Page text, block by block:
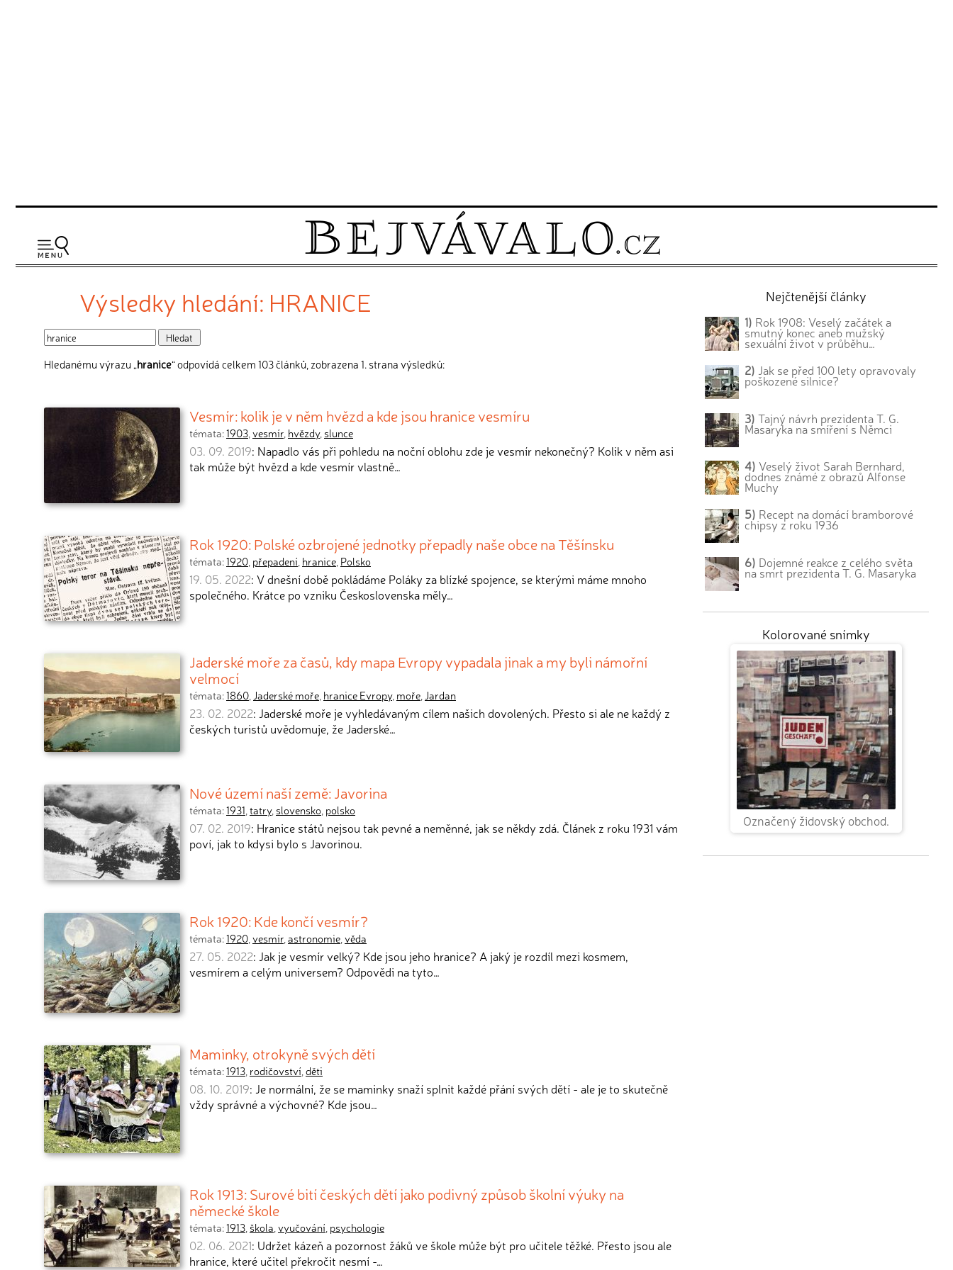
Výsledky hledání: HRANICE
Hledanému výrazu „hranice“ odpovídá celkem 103 článků, zobrazena 1. strana výsledků:
Vesmír: kolik je v něm hvězd a kde jsou hranice vesmíru
témata:1903,vesmír, hvězdy, slunce
03. 09. 2019: Napadlo vás při pohledu na noční oblohu zde je vesmír nekonečný? Kolik v něm asi
tak může být hvězd a kde vesmír vlastně…
Rok 1920: Polské ozbrojené jednotky přepadly naše obce na Těšínsku
témata:1920, přepadení, hranice, Polsko
19. 05. 2022: V dnešní době pokládáme Poláky za blízké spojence, se kterými máme mnoho
společného. Krátce po vzniku Československa měly…
Jaderské moře za časů, kdy mapa Evropy vypadala jinak a my byli námořní
velmocí
témata:1860,Jaderské moře, hranice Evropy, moře,Jardan
23. 02. 2022: Jaderské moře je vyhledávaným cílem našich dovolených. Přesto si ale ne každý z
českých turistů uvědomuje, že Jaderské…
Nové území naší země: Javorina
témata:1931,tatry, slovensko, polsko
07. 02. 2019: Hranice států nejsou tak pevné a neměnné, jak se někdy zdá. Článek z roku 1931 vám
poví, jak to kdysi bylo s Javorinou.
Rok 1920: Kde končí vesmír?
témata:1920,vesmír,astronomie,věda
27. 05. 2022: Jak je vesmír velký? Kde jsou jeho hranice? A jaký je rozdíl mezi kosmem,
vesmírem a celým universem? Odpovědi na tyto…
Maminky, otrokyně svých dětí
témata:1913, rodičovství,děti
08. 10. 2019: Je normální, že se maminky snaží splnit každé přání svých dětí - ale je to skutečně
vždy správné a výchovné? Kde jsou…
Rok 1913: Surové bití českých dětí jako podivný způsob školní výuky na
německé škole
témata:1913, škola,vyučování, psychologie
02. 06. 2021: Udržet kázeň a pozornost žáků ve škole může být pro učitele těžké. Přesto jsou ale
hranice, které učitel překročit nesmí -…
Nejčtenější články
1) Rok 1908: Veselý začátek a
smutný konec aneb mužský
sexuální život v průběhu…
2) Jak se před 100 lety opravovaly
poškozené silnice?
3) Tajný návrh prezidenta T. G.
Masaryka na smíření s Němci
4) Veselý život Sarah Bernhard,
dodnes známé z obrazů Alfonse
Muchy
5) Recept na domácí bramborové
chipsy z roku 1936
6) Dojemné reakce z celého světa
na smrt prezidenta T. G. Masaryka
Kolorované snímky
Označený židovský obchod.